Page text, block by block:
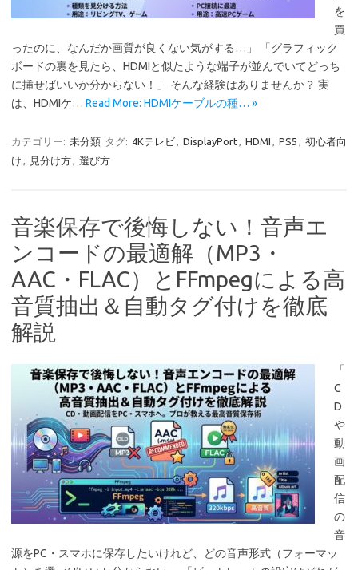
を
買
ったのに、なんだか画質が良くない気がする…」 「グラフィック
ボードの裏を見たら、HDMIと似たような端子が並んでいてどっち
に挿せばいいか分からない！」 そんな経験はありませんか？ 実
は、HDMIケ… Read More: HDMIケーブルの種… »
カテゴリー: 未分類 タグ: 4Kテレビ, DisplayPort, HDMI , PS5 , 初心者向
け , 見分け方, 選び方
音楽保存で後悔しない！音声エ
ンコードの最適解（MP3・
AAC・FLAC）とFFmpegによる高
音質抽出＆自動タグ付けを徹底
解説
「
C
D
や
動
画
配
信
の
音
源をPC・スマホに保存したいけれど、どの音声形式（フォーマッ